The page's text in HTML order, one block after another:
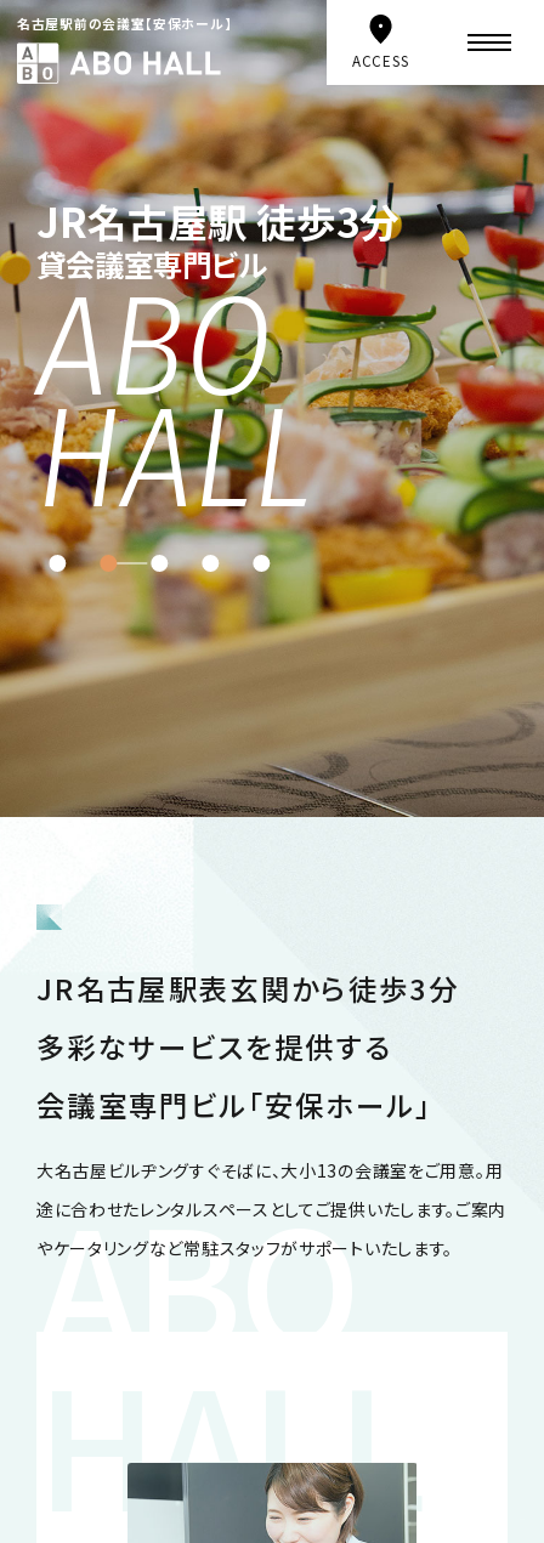
名古屋駅前の会議室【安保ホール】
ACCESS
JR名古屋駅 徒歩3分
貸会議室専門ビル
ABO
HALL
JR名古屋駅表玄関から徒歩3分
多彩なサービスを提供する
会議室専門ビル「安保ホール」
大名古屋ビルヂングすぐそばに、大小13の会議室をご用意。 用
途に合わせたレンタルスペースとしてご提供いたします。 ご案内
やケータリングなど常駐スタッフがサポートいたします。